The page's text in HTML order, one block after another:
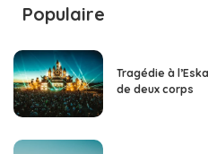
Populaire
Tragédie à
de deux corps